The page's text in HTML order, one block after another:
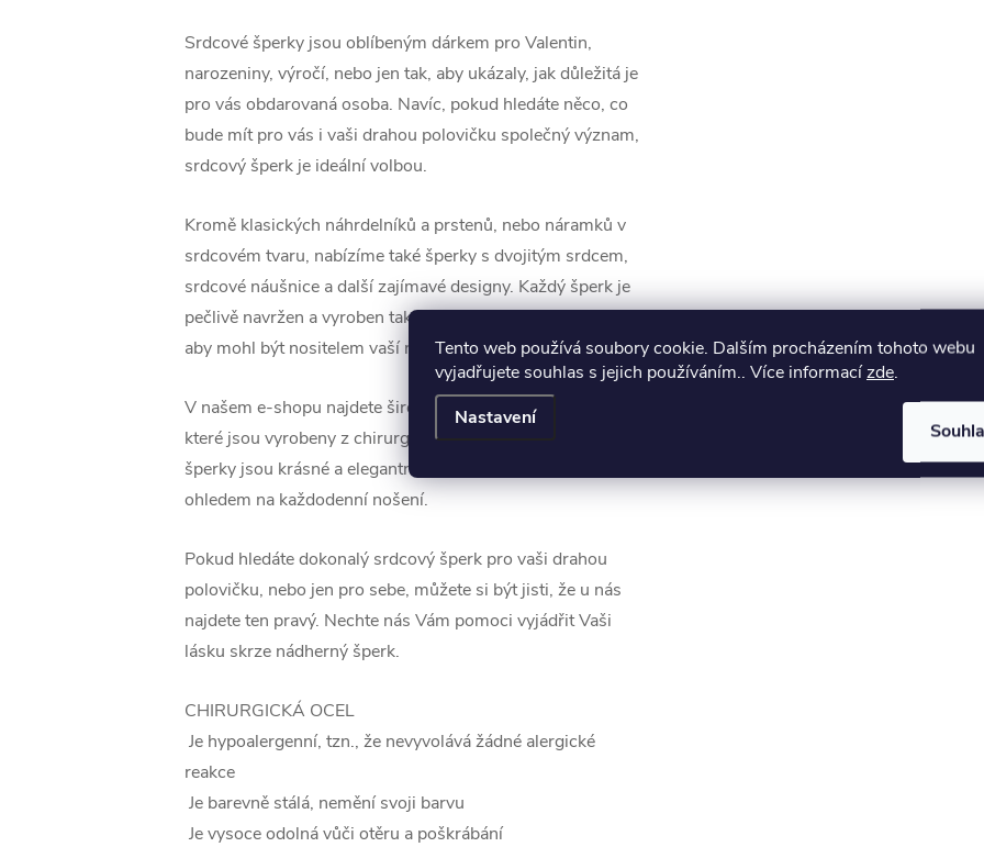
Tento web používá soubory cookie. Dalším procházením tohoto webu
vyjadřujete souhlas s jejich používáním.. Více informacízde.
Nastavení
Srdcové šperky jsou oblíbeným dárkem pro Valentin,
narozeniny, výročí, nebo jen tak, aby ukázaly, jak důležitá je
pro vás obdarovaná osoba. Navíc, pokud hledáte něco, co
bude mít pro vás i vaši drahou polovičku společný význam,
srdcový šperk je ideální volbou.
Kromě klasických náhrdelníků a prstenů, nebo náramků v
srdcovém tvaru, nabízíme také šperky s dvojitým srdcem,
srdcové náušnice a další zajímavé designy. Každý šperk je
pečlivě navržen a vyroben tak, aby vydržel po mnoho let a
aby mohl být nositelem vaší největší lásky.
V našem e-shopu najdete širokou škálu srdcových šperků,
které jsou vyrobeny z chirurgické oceli. Naše srdcové
šperky jsou krásné a elegantní, ale zároveň jsou vyrobeny s
ohledem na každodenní nošení.
Pokud hledáte dokonalý srdcový šperk pro vaši drahou
polovičku, nebo jen pro sebe, můžete si být jisti, že u nás
najdete ten pravý. Nechte nás Vám pomoci vyjádřit Vaši
lásku skrze nádherný šperk.
CHIRURGICKÁ OCEL
Je hypoalergenní, tzn., že nevyvolává žádné alergické
reakce
Je barevně stálá, nemění svoji barvu
Je vysoce odolná vůči otěru a poškrábání